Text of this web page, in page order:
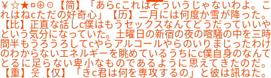
￥☆★¤⊕☉【简】「あらcこれはそういうじゃないわよ。こ
れはねcただの好奇心」【历】二月には何度か雪が降った。
【比】正直な話しc僕はもうセックスなんてどうだっていいや
という気分になっていた。土曜日の新宿の夜の喧騒の中を三時
間半もうろうろしてcやらアルコールやらのいりまじったわけ
のわからないエネルギーを眺めているうちにc僕自身のなんて
とるに足らない卑小なものであるように思えてきたのだ。
【重】웃【仅】「きc君は何を専攻するの」と彼は訊ねた。